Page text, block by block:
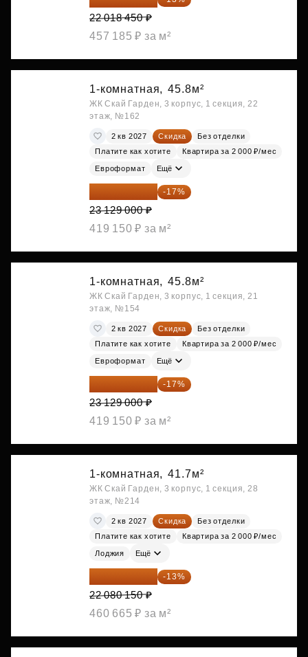
22 018 450 ₽
457 185 ₽ за м²
1-комнатная, 45.8м²
ЖК Скай Гарден, 3 корпус, 1 секция, 22
этаж, №162
2 кв 2027 Скидка
Без отделки
Платите как хотите
Квартира за 2 000 ₽/мес
Евроформат Ещё
19 197 070 ₽ -17%
23 129 000 ₽
419 150 ₽ за м²
1-комнатная, 45.8м²
ЖК Скай Гарден, 3 корпус, 1 секция, 21
этаж, №154
2 кв 2027 Скидка
Без отделки
Платите как хотите
Квартира за 2 000 ₽/мес
Евроформат Ещё
19 197 070 ₽ -17%
23 129 000 ₽
419 150 ₽ за м²
1-комнатная, 41.7м²
ЖК Скай Гарден, 3 корпус, 1 секция, 28
этаж, №214
2 кв 2027 Скидка
Без отделки
Платите как хотите
Квартира за 2 000 ₽/мес
Лоджия Ещё
19 209 731 ₽ -13%
22 080 150 ₽
460 665 ₽ за м²